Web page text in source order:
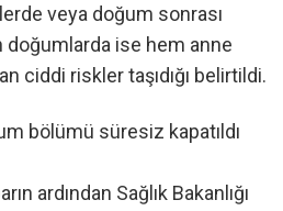
veya doğum sonrası
doğumlarda ise hem anne
ciddi riskler taşıdığı belirtildi.
bölümü süresiz kapatıldı
ardından Sağlık Bakanlığı